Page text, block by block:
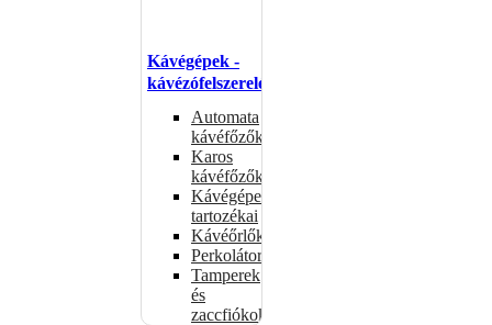
Kávégépek -
kávézófelszerelés
Automata
kávéfőzők
Karos
kávéfőzők
Kávégépek
tartozékai
Kávéőrlők
Perkolátorok
Tamperek
és
zaccfiókok